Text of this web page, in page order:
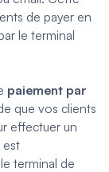
de payer en
le terminal
paiement par
que vos clients
effectuer un
est
terminal de